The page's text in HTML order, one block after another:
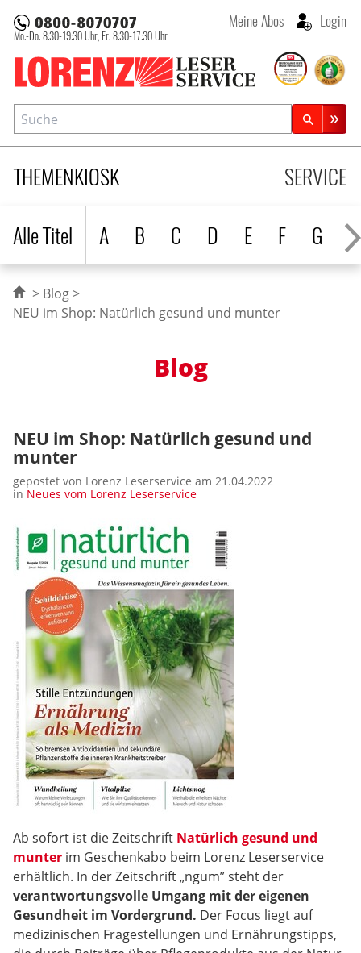
Lorenz Leserservice
Mo.-Do. 8:30-19:30 Uhr, Fr. 8:30-17:30 Uhr
Meine Abos Login
THEMENKIOSK
Alle Titel
A B C D E F G H
SERVICE
Suche
Zeitschriftensuche
Blog
NEU im Shop: Natürlich gesund und munter
Blog
NEU im Shop: Natürlich gesund und
munter
gepostet von Lorenz Leserservice am 21.04.2022
in Neues vom Lorenz Leserservice
Ab sofort ist die Zeitschrift Natürlich gesund und
munter im Geschenkabo beim Lorenz Leserservice
erhältlich. In der Zeitschrift „ngum” steht der
verantwortungsvolle Umgang mit der eigenen
Gesundheit im Vordergrund. Der Focus liegt auf
medizinischen Fragestellungen und Ernährungstipps,